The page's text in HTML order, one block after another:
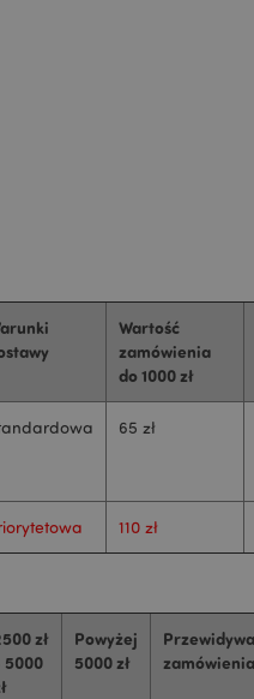
Wartość
zamówienia
do 1000 zł
65 zł
110 zł
zł
5000
Powyżej
5000 zł